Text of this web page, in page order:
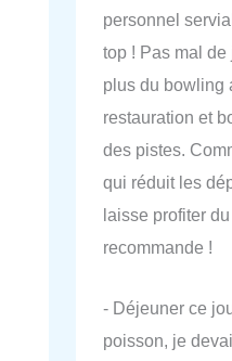
personnel
top ! Pas mal
plus du bowling
restauration et
des pistes.
qui réduit les
laisse profiter
recommande !
- Déjeuner ce
poisson, je